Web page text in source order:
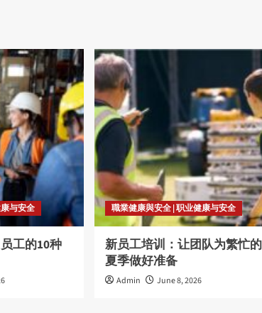
与安全
工的10种
職業健康與安全 | 职业健康与安全
新员工培训：让团队为繁忙的
夏季做好准备
Admin June 8, 2026